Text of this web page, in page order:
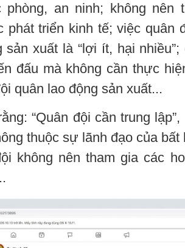
phòng, an ninh; không nên
phát triển kinh tế; việc quân
xuất là “lợi ít, hại
đấu mà không cần thực
quân lao động sản xuất...
“Quân đội cần trung lập”,
thuộc sự lãnh đạo của bất
không nên tham gia các